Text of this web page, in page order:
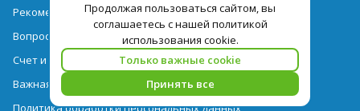
Продолжая пользоваться сайтом, вы
соглашаетесь с нашей политикой
использования cookie.
Только важные cookie
Принять все
Рекомендации
Вопрос-ответ
Счет и оплата
Важная информация по турпродукту
Политика обработки персональных данных